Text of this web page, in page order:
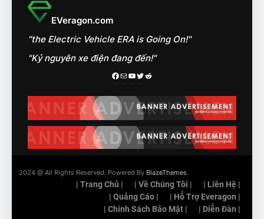
15
‘cảnh vệ’ ADAS, ‘trợ lý’ ViVi
trên ngàn dặm đường
CÔNG NGHỆ AI, TỰ LÁI, ADAS,
ROBOTAXI
ĐÁNH GIÁ XE
Chọn VinFast VF8 hay Santa
Fe, Fortuner ?
ĐÁNH GIÁ XE
Đánh giá nhanh Vinfast VF5
vừa ra mắt tại Việt Nam – có
gì đấu với đối thủ?
ĐÁNH GIÁ XE
EVeragon.com
"the Electric Vehicle ERA is Going On!"
"Kỷ nguyên xe điện đang đến!"
Facebook
MailYoutube
Twitter
2024 @ All Rights Reserved. Powered By BlazeThemes.
| Trang Chủ | | Về Chúng Tôi |
| Liên Hệ |
| Quảng Cáo |
| Hỗ Trợ Everagon |
| Chính Sách Bảo Mật |
| Diễn Đàn |